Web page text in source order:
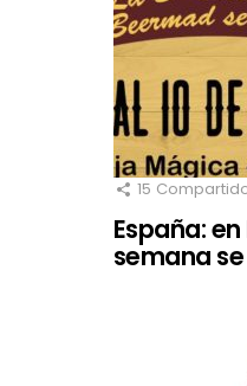
15
España:
semana